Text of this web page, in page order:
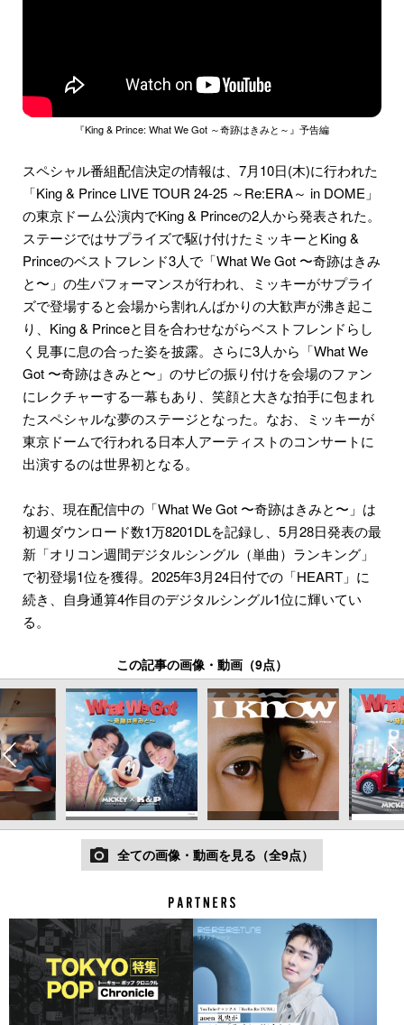
『King & Prince: What We Got ～奇跡はきみと～』予告編
スペシャル番組配信決定の情報は、7月10日(木)に行われた
「King & Prince LIVE TOUR 24-25 ～Re:ERA～ in DOME」
の東京ドーム公演内でKing & Princeの2人から発表された。
ステージではサプライズで駆け付けたミッキーとKing &
Princeのベストフレンド3人で「What We Got 〜奇跡はきみ
と〜」の生パフォーマンスが行われ、ミッキーがサプライ
ズで登場すると会場から割れんばかりの大歓声が沸き起こ
り、King & Princeと目を合わせながらベストフレンドらし
く見事に息の合った姿を披露。さらに3人から「What We
Got 〜奇跡はきみと〜」のサビの振り付けを会場のファン
にレクチャーする一幕もあり、笑顔と大きな拍手に包まれ
たスペシャルな夢のステージとなった。なお、ミッキーが
東京ドームで行われる日本人アーティストのコンサートに
出演するのは世界初となる。
なお、現在配信中の「What We Got 〜奇跡はきみと〜」は
初週ダウンロード数1万8201DLを記録し、5月28日発表の最
新「オリコン週間デジタルシングル（単曲）ランキング」
で初登場1位を獲得。2025年3月24日付での「HEART」に
続き、自身通算4作目のデジタルシングル1位に輝いてい
る。
この記事の画像・動画（9点）
全ての画像・動画を見る（全9点）